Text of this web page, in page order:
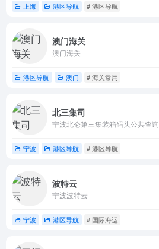
上海 港区导航 # 港区导航
澳门海关
澳门海关
港区导航 澳门 # 海关常用
北三集司
宁波北仑第三集装箱码头公共查询
宁波 港区导航 # 港区导航
波特云
宁波波特云
宁波 港区导航 # 国际海运